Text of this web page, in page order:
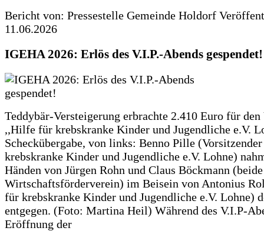
Bericht von: Pressestelle Gemeinde Holdorf
11.06.2026
IGEHA 2026: Erlös des V.I.P.-Abends gespendet!
Teddybär-Versteigerung erbrachte 2.410 Euro für den
,,Hilfe für krebskranke Kinder und Jugendliche e.V.
Scheckübergabe, von links: Benno Pille
krebskranke Kinder und Jugendliche e.V. Lohne)
Händen von Jürgen Rohn und Claus Böckmann
Wirtschaftsförderverein) im Beisein von Antonius
für krebskranke Kinder und Jugendliche e.V. Lohne)
entgegen. (Foto: Martina Heil) Während des V.I.P-
Eröffnung der